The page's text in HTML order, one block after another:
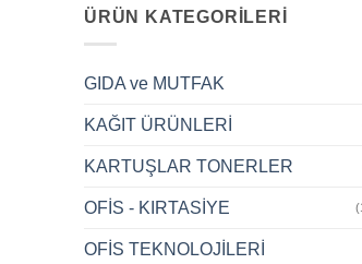
ÜRÜN KATEGORILERI
GIDA ve MUTFAK
KAĞIT ÜRÜNLERİ
KARTUŞLAR TONERLER
OFİS - KIRTASİYE
OFİS TEKNOLOJİLERİ